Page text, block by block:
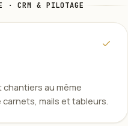
· CRM & PILOTAGE
au même
mails et tableurs.